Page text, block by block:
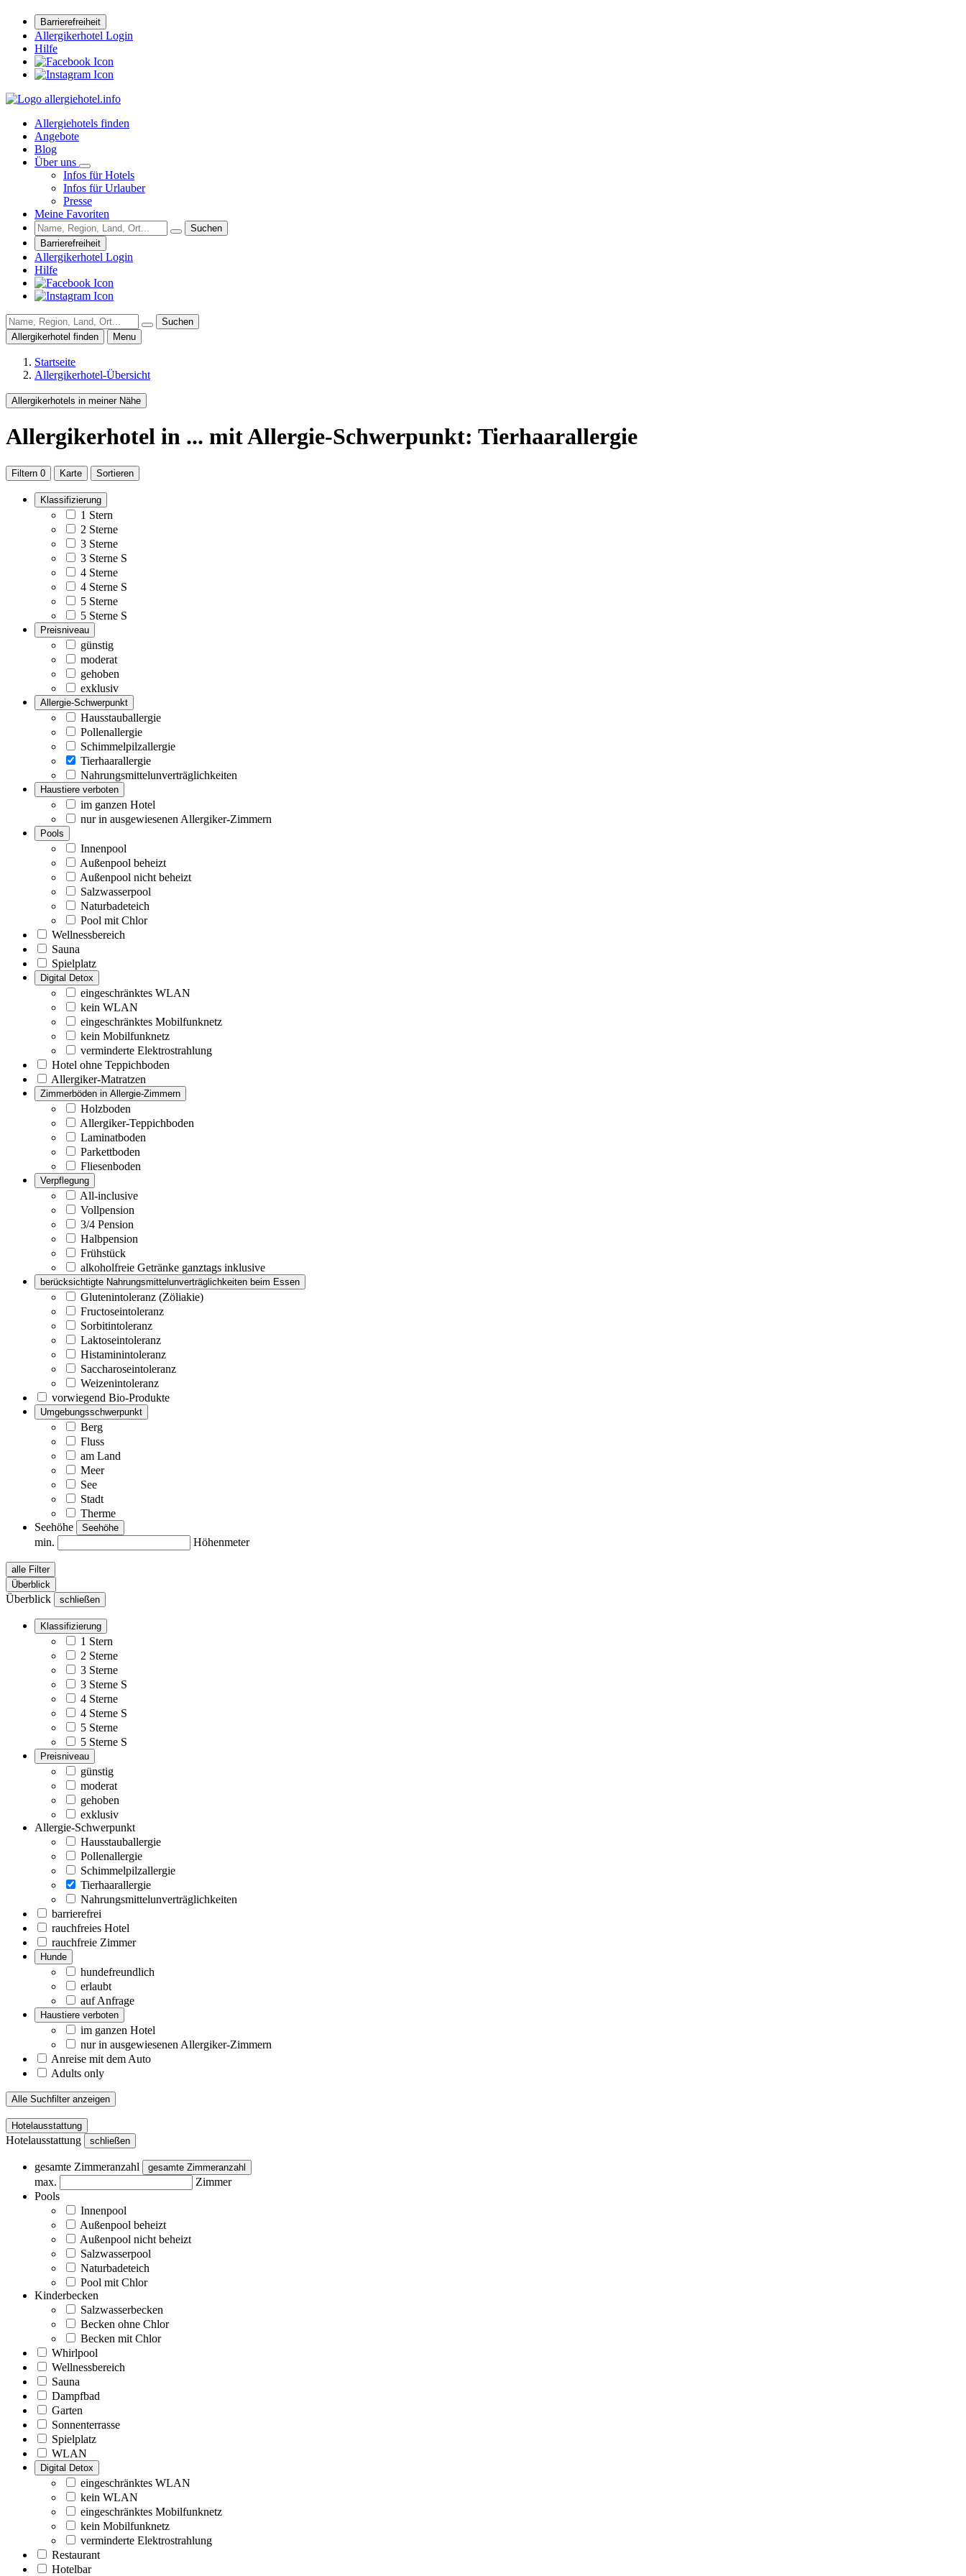
Barrierefreiheit
Allergikerhotel Login
Hilfe
Allergiehotels finden
Angebote
Blog
Über uns
Infos für Hotels
Infos für Urlauber
Presse
Meine Favoriten
Suchen
Barrierefreiheit
Allergikerhotel Login
Hilfe
Suchen
Allergikerhotel finden
Menu
Startseite
Allergikerhotel-Übersicht
Allergikerhotels in meiner Nähe
Allergikerhotel in ... mit Allergie-Schwerpunkt: Tierhaarallergie
Filtern 0 Karte Sortieren
Klassifizierung
1 Stern
2 Sterne
3 Sterne
3 Sterne S
4 Sterne
4 Sterne S
5 Sterne
5 Sterne S
Preisniveau
günstig
moderat
gehoben
exklusiv
Allergie-Schwerpunkt
Hausstauballergie
Pollenallergie
Schimmelpilzallergie
Tierhaarallergie
Nahrungsmittelunverträglichkeiten
Haustiere verboten
im ganzen Hotel
nur in ausgewiesenen Allergiker-Zimmern
Pools
Innenpool
Außenpool beheizt
Außenpool nicht beheizt
Salzwasserpool
Naturbadeteich
Pool mit Chlor
Wellnessbereich
Sauna
Spielplatz
Digital Detox
eingeschränktes WLAN
kein WLAN
eingeschränktes Mobilfunknetz
kein Mobilfunknetz
verminderte Elektrostrahlung
Hotel ohne Teppichboden
Allergiker-Matratzen
Zimmerböden in Allergie-Zimmern
Holzboden
Allergiker-Teppichboden
Laminatboden
Parkettboden
Fliesenboden
Verpflegung
All-inclusive
Vollpension
3/4 Pension
Halbpension
Frühstück
alkoholfreie Getränke ganztags inklusive
berücksichtigte Nahrungsmittelunverträglichkeiten beim Essen
Glutenintoleranz (Zöliakie)
Fructoseintoleranz
Sorbitintoleranz
Laktoseintoleranz
Histaminintoleranz
Saccharoseintoleranz
Weizenintoleranz
vorwiegend Bio-Produkte
Umgebungsschwerpunkt
Berg
Fluss
am Land
Meer
See
Stadt
Therme
Seehöhe
Seehöhe
min. Höhenmeter
alle Filter
Überblick
Überblick schließen
Klassifizierung
1 Stern
2 Sterne
3 Sterne
3 Sterne S
4 Sterne
4 Sterne S
5 Sterne
5 Sterne S
Preisniveau
günstig
moderat
gehoben
exklusiv
Allergie-Schwerpunkt
Hausstauballergie
Pollenallergie
Schimmelpilzallergie
Tierhaarallergie
Nahrungsmittelunverträglichkeiten
barrierefrei
rauchfreies Hotel
rauchfreie Zimmer
Hunde
hundefreundlich
erlaubt
auf Anfrage
Haustiere verboten
im ganzen Hotel
nur in ausgewiesenen Allergiker-Zimmern
Anreise mit dem Auto
Adults only
Alle Suchfilter anzeigen
Hotelausstattung
Hotelausstattung schließen
gesamte Zimmeranzahl gesamte Zimmeranzahl
max.
Zimmer
Pools
Innenpool
Außenpool beheizt
Außenpool nicht beheizt
Salzwasserpool
Naturbadeteich
Pool mit Chlor
Kinderbecken
Salzwasserbecken
Becken ohne Chlor
Becken mit Chlor
Whirlpool
Wellnessbereich
Sauna
Dampfbad
Garten
Sonnenterrasse
Spielplatz
WLAN
Digital Detox
eingeschränktes WLAN
kein WLAN
eingeschränktes Mobilfunknetz
kein Mobilfunknetz
verminderte Elektrostrahlung
Restaurant
Hotelbar